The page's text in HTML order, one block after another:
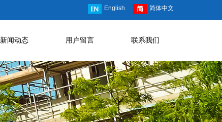
English 简体中文
新闻动态 用户留言 联系我们